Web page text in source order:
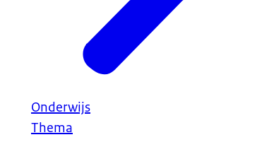
Onderwijs
Thema